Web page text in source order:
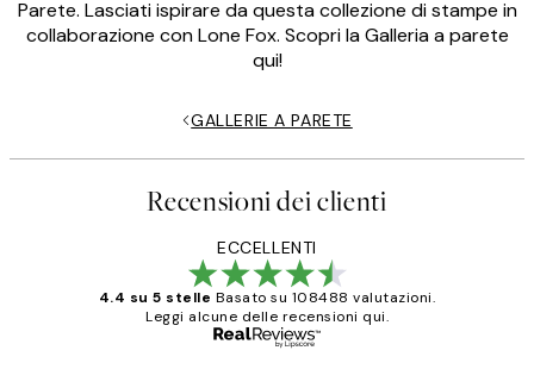
Parete. Lasciati ispirare da questa collezione di stampe in
collaborazione con Lone Fox. Scopri la Galleria a parete
qui!
GALLERIE A PARETE
Recensioni dei clienti
ECCELLENTI
4.4 su 5 stelle Basato su 108488 valutazioni.
Leggi alcune delle recensioni qui.